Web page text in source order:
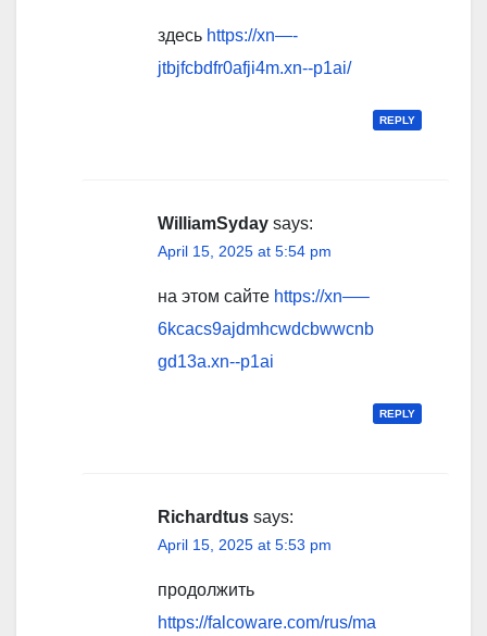
здесь https://xn—-
jtbjfcbdfr0afji4m.xn--p1ai/
REPLY
WilliamSyday says:
April 15, 2025 at 5:54 pm
на этом сайте https://xn—–
6kcacs9ajdmhcwdcbwwcnb
gd13a.xn--p1ai
REPLY
Richardtus says:
April 15, 2025 at 5:53 pm
продолжить
https://falcoware.com/rus/ma